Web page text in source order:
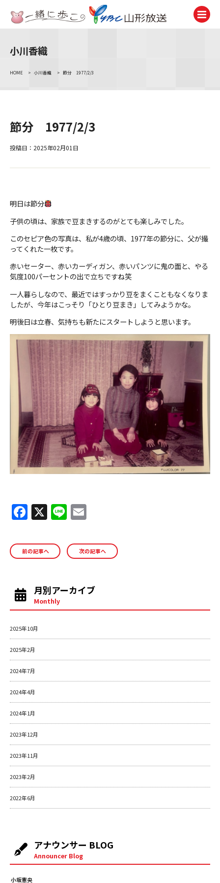
News
アナウンサー
ＹＢＣオンデマンド
やまがた情熱市場
小川香織
HOME > 小川香織 > 節分 1977/2/3
節分 1977/2/3
投稿日：2025年02月01日
明日は節分
子供の頃は、家族で豆まきするのがとても楽しみでした。
このセピア色の写真は、私が4歳の頃、1977年の節分に、父が撮
ってくれた一枚です。
赤いセーター、赤いカーディガン、赤いパンツに鬼の面と、やる
気度100パーセントの出で立ちですね笑
一人暮らしなので、最近ではすっかり豆をまくこともなくなりま
したが、今年はこっそり「ひとり豆まき」してみようかな。
明後日は立春、気持ちも新たにスタートしようと思います。
F
a
c
e
o
o
k
X Li
n
e ai
l
前の記事へ 次の記事へ
月別アーカイブ
Monthly
2025年10月
2025年2月
2024年7月
2024年4月
2024年1月
2023年12月
2023年11月
2023年2月
2022年6月
アナウンサー BLOG
Announcer Blog
小坂憲央